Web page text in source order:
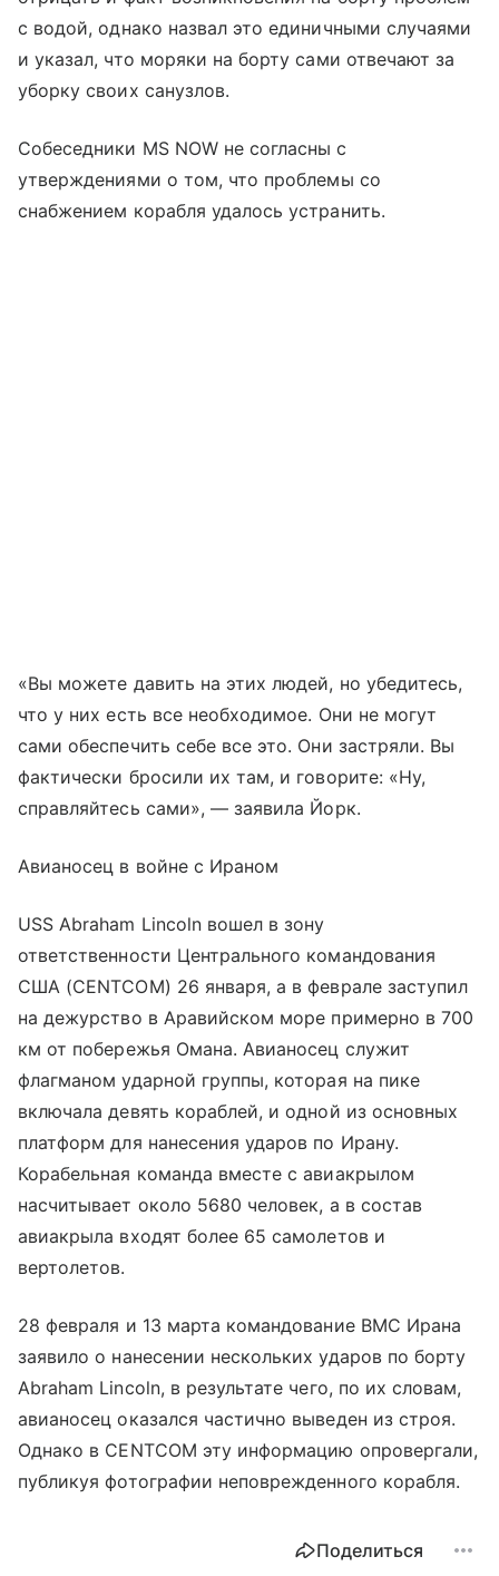
с водой, однако назвал это единичными случаями
и указал, что моряки на борту сами отвечают за
уборку своих санузлов.
Собеседники MS NOW не согласны с
утверждениями о том, что проблемы со
снабжением корабля удалось устранить.
«Вы можете давить на этих людей, но убедитесь,
что у них есть все необходимое. Они не могут
сами обеспечить себе все это. Они застряли. Вы
фактически бросили их там, и говорите: «Ну,
справляйтесь сами», — заявила Йорк.
Авианосец в войне с Ираном
USS Abraham Lincoln вошел в зону
ответственности Центрального командования
США (CENTCOM) 26 января, а в феврале заступил
на дежурство в Аравийском море примерно в 700
км от побережья Омана. Авианосец служит
флагманом ударной группы, которая на пике
включала девять кораблей, и одной из основных
платформ для нанесения ударов по Ирану.
Корабельная команда вместе с авиакрылом
насчитывает около 5680 человек, а в состав
авиакрыла входят более 65 самолетов и
вертолетов.
28 февраля и 13 марта командование ВМС Ирана
заявило о нанесении нескольких ударов по борту
Abraham Lincoln, в результате чего, по их словам,
авианосец оказался частично выведен из строя.
Однако в CENTCOM эту информацию опровергали,
публикуя фотографии неповрежденного корабля.
Поделиться